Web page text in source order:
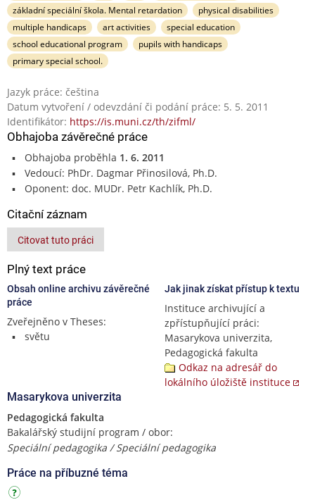
základní speciální škola. Mental retardation
physical disabilities
multiple handicaps
art activities
special education
school educational program
pupils with handicaps
primary special school.
Jazyk práce: čeština
Datum vytvoření / odevzdání či podání práce: 5. 5. 2011
Identifikátor: https://is.muni.cz/th/zifml/
Obhajoba závěrečné práce
Obhajoba proběhla 1. 6. 2011
Vedoucí: PhDr. Dagmar Přinosilová, Ph.D.
Oponent: doc. MUDr. Petr Kachlík, Ph.D.
Citační záznam
Citovat tuto práci
Plný text práce
Obsah online archivu závěrečné
práce
Zveřejněno v Theses:
světu
Jak jinak získat přístup k textu
Instituce archivující a
zpřístupňující práci:
Masarykova univerzita,
Pedagogická fakulta
Odkaz na adresář do
lokálního úložiště instituce
Masarykova univerzita
Pedagogická fakulta
Bakalářský studijní program / obor:
Speciální pedagogika / Speciální pedagogika
Práce na příbuzné téma